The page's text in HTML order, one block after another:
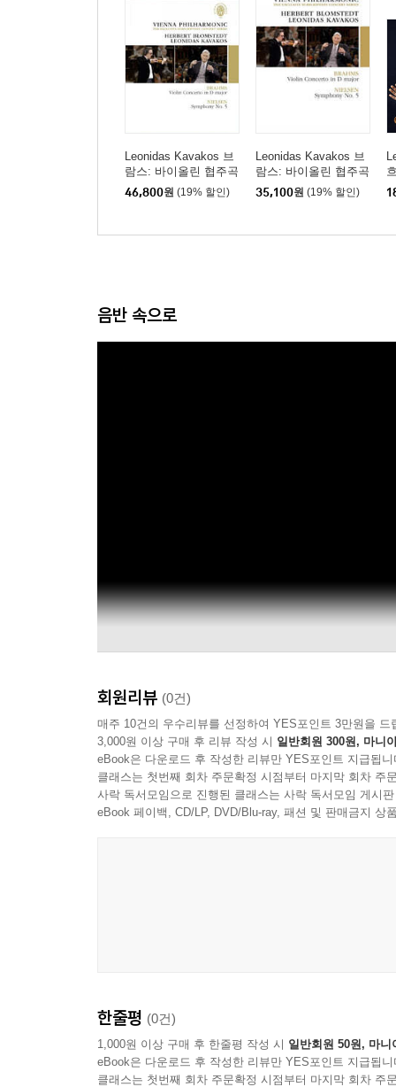
Leonidas Kavakos 브
람스: 바이올린 협주곡
/ 닐센: 교향곡 5번 (Bra
hms: Violin Concerto /
o.5)
46,800원 (19% 할인)
Leonidas Kavakos 브
람스: 바이올린 협주곡
/ 닐센: 교향곡 5번 (Bra
hms: Violin Concerto /
o.5)
35,100원 (19% 할인)
음반 속으로
회원리뷰 (0건)
매주 10건의 우수리뷰를 선정하여 YES포인트 3만원을 드
3,000원 이상 구매 후 리뷰 작성 시 일반회원 300원, 마니
eBook은 다운로드 후 작성한 리뷰만 YES포인트 지급됩니
클래스는 첫번째 회차 주문확정 시점부터 마지막 회차 주
사락 독서모임으로 진행된 클래스는 사락 독서모임 게시
eBook 페이백, CD/LP, DVD/Blu-ray, 패션 및 판매금지 상
한줄평 (0건)
1,000원 이상 구매 후 한줄평 작성 시 일반회원 50원, 마니
eBook은 다운로드 후 작성한 리뷰만 YES포인트 지급됩니
클래스는 첫번째 회차 주문확정 시점부터 마지막 회차 주